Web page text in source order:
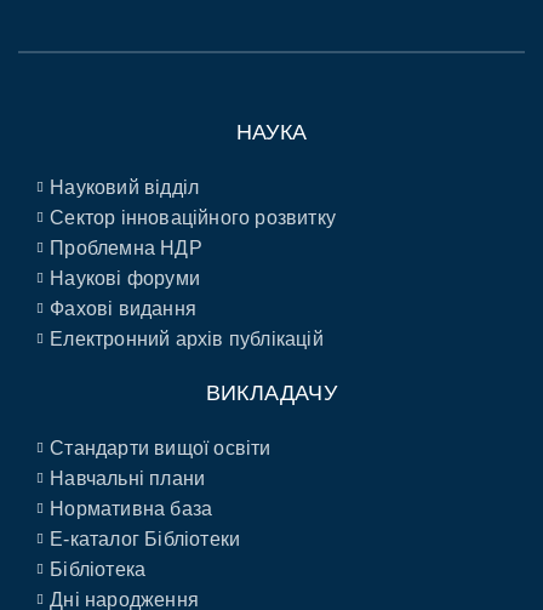
НАУКА
Науковий відділ
Сектор інноваційного розвитку
Проблемна НДР
Наукові форуми
Фахові видання
Електронний архів публікацій
ВИКЛАДАЧУ
Стандарти вищої освіти
Навчальні плани
Нормативна база
E-каталог Бібліотеки
Бібліотека
Дні народження